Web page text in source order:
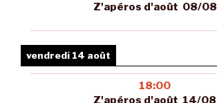
Z'apéros d'août 08/08
vendredi 14 août
18:00
Z'apéros d'août 14/08